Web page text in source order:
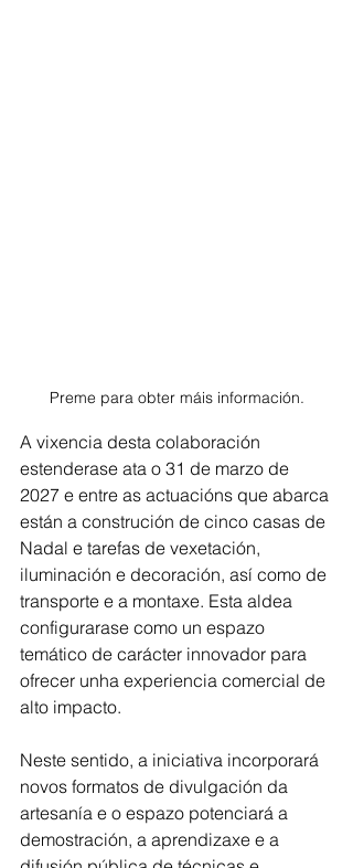
Preme para obter máis información.
A vixencia desta colaboración
estenderase ata o 31 de marzo de
2027 e entre as actuacións que abarca
están a construción de cinco casas de
Nadal e tarefas de vexetación,
iluminación e decoración, así como de
transporte e a montaxe. Esta aldea
configurarase como un espazo
temático de carácter innovador para
ofrecer unha experiencia comercial de
alto impacto.
Neste sentido, a iniciativa incorporará
novos formatos de divulgación da
artesanía e o espazo potenciará a
demostración, a aprendizaxe e a